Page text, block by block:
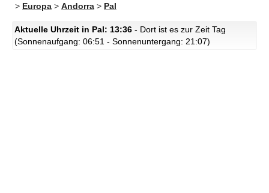
> Europa > Andorra > Pal
Aktuelle Uhrzeit in Pal: 13:36 - Dort ist es zur Zeit Tag
(Sonnenaufgang: 06:51 - Sonnenuntergang: 21:07)